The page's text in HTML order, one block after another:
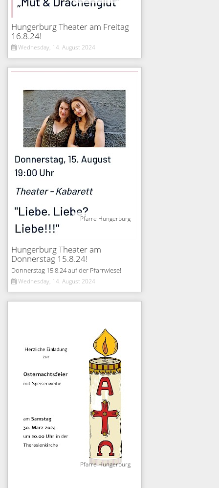
Hungerburg Theater am Freitag
16.8.24!
Wednesday, 14. August 2024
Pfarre Hungerburg
Hungerburg Theater am
Donnerstag 15.8.24!
Donnerstag 15.8.24 auf der Pfarrwiese!
Wednesday, 14. August 2024
Pfarre Hungerburg